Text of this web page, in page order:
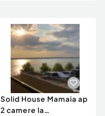
Solid House Mamaia ap
2 camere la